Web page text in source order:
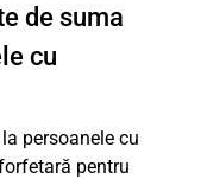
de suma
cu
la persoanele cu
pentru